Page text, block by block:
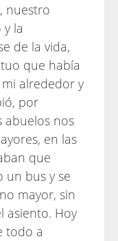
nuestro
la
de la vida,
que había
alrededor y
por
abuelos nos
en las
que
un bus y se
mayor, sin
asiento. Hoy
todo a